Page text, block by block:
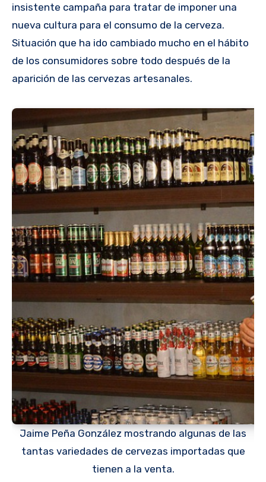
insistente campaña para tratar de imponer una
nueva cultura para el consumo de la cerveza.
Situación que ha ido cambiado mucho en el hábito
de los consumidores sobre todo después de la
aparición de las cervezas artesanales.
Jaime Peña González mostrando algunas de las
tantas variedades de cervezas importadas que
tienen a la venta.